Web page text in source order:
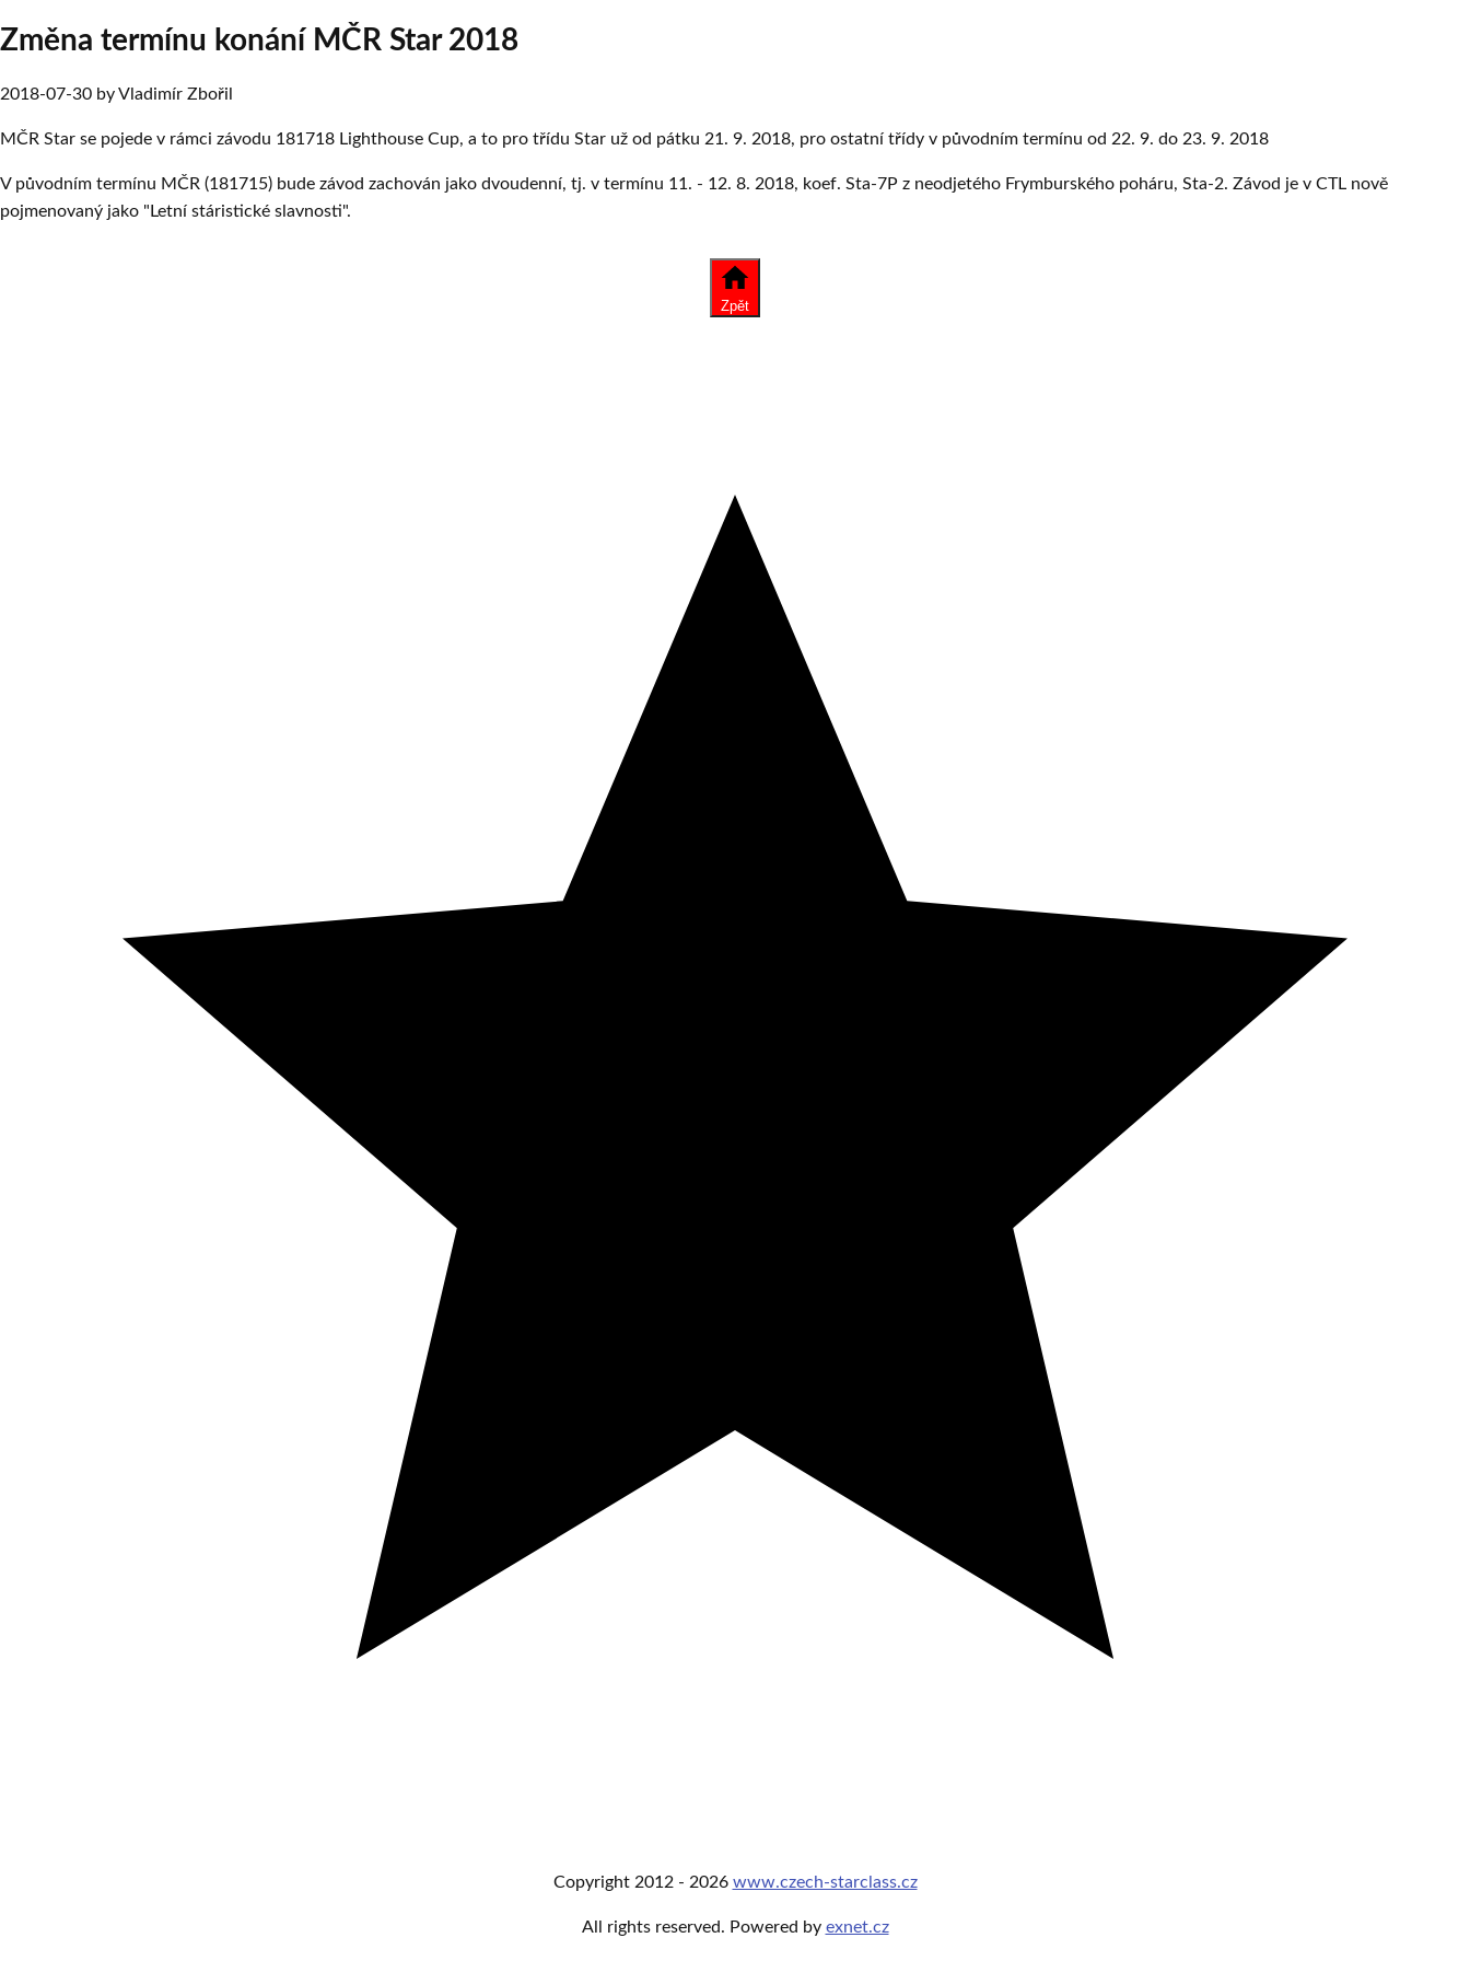
Změna termínu konání MČR Star 2018
2018-07-30 byVladimír Zbořil
MČR Star se pojede v rámci závodu 181718 Lighthouse Cup, a to pro třídu Star už od pátku 21. 9. 2018, pro ostatní třídy v původním termínu od 22. 9. do 23. 9. 2018
V původním termínu MČR (181715) bude závod zachován jako dvoudenní, tj. v termínu 11. - 12. 8. 2018, koef. Sta-7P z neodjetého Frymburského poháru, Sta-2. Závod je v CTL nově
pojmenovaný jako "Letní stáristické slavnosti".
Zpět
Copyright 2012 - 2026 www.czech-starclass.cz
All rights reserved. Powered by exnet.cz